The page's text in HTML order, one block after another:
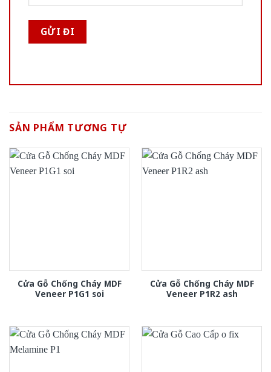
SẢN PHẨM TƯƠNG TỰ
Cửa Gỗ Chống Cháy MDF
Veneer P1G1 soi
Cửa Gỗ Chống Cháy MDF
Veneer P1R2 ash